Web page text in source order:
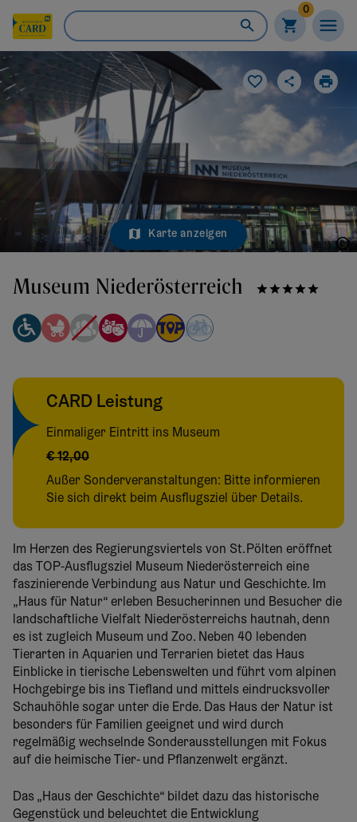
0
Karte anzeigen
Museum Niederösterreich
CARD Leistung
Einmaliger Eintritt ins Museum
€ 12,00
Außer Sonderveranstaltungen: Bitte informieren
Sie sich direkt beim Ausflugsziel über Details.
Im Herzen des Regierungsviertels von St. Pölten eröffnet
das TOP-Ausflugsziel Museum Niederösterreich eine
faszinierende Verbindung aus Natur und Geschichte. Im
„Haus für Natur“ erleben Besucherinnen und Besucher die
landschaftliche Vielfalt Niederösterreichs hautnah, denn
es ist zugleich Museum und Zoo. Neben 40 lebenden
Tierarten in Aquarien und Terrarien bietet das Haus
Einblicke in tierische Lebenswelten und führt vom alpinen
Hochgebirge bis ins Tiefland und mittels eindrucksvoller
Schauhöhle sogar unter die Erde. Das Haus der Natur ist
besonders für Familien geeignet und wird durch
regelmäßig wechselnde Sonderausstellungen mit Fokus
auf die heimische Tier- und Pflanzenwelt ergänzt.
Das „Haus der Geschichte“ bildet dazu das historische
Gegenstück und beleuchtet die Entwicklung